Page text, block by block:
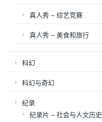
真人秀 – 综艺竞赛
真人秀 – 美食和旅行
科幻
科幻与奇幻
纪录
纪录片 – 社会与人文历史